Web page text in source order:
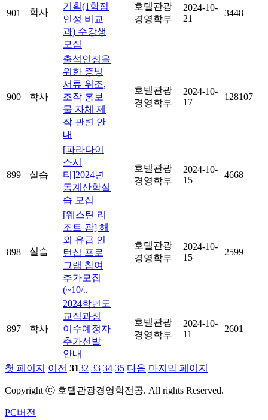
901 학사
기획(1학점
인정 비교
과) 수강생
모집
호텔관광
경영학부
2024-10-
21
3448
900 학사
출석인정을
위한 증빙
서류 위조,
조작 홍보
물 자체 제
작 관련 안
내
호텔관광
경영학부
2024-10-
17
128107
899 실습
[파라다이
스시
티]2024년
동계산학실
습 모집
호텔관광
경영학부
2024-10-
15
4668
898 실습
[웨스틴 리
조트 괌] 해
외 유급 인
턴십 프로
그램 참여
추가모집
(~10/..
호텔관광
경영학부
2024-10-
15
2599
897 학사
2024학년도
교직과정
이수예정자
추가선발
안내
호텔관광
경영학부
2024-10-
11
2601
첫 페이지 이전 3132 33 34 35 다음 마지막 페이지
Copyright ⓒ 호텔관광경영학전공. All rights Reserved.
PC버전